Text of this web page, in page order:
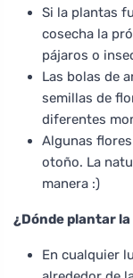
Si la plantas
cosecha la
pájaros o
Las bolas de
semillas de
diferentes
Algunas
otoño. La
manera :)
¿Dónde plantar
En cualquier